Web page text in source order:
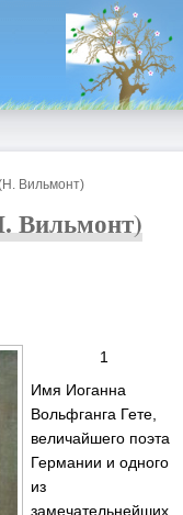
Вильмонт)
Вильмонт)
1
Имя Иоганна
Вольфганга Гете,
величайшего поэта
Германии и одного
из
замечательнейших